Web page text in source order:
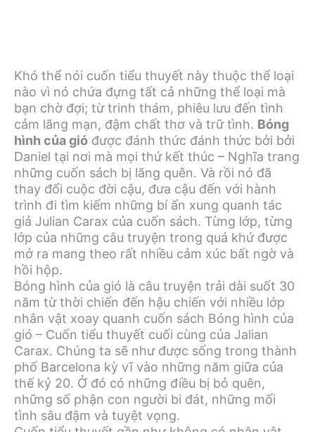
Khó thể nói cuốn tiểu thuyết này thuộc thể loại
nào vì nó chứa đựng tất cả những thể loại mà
bạn chờ đợi; từ trinh thám, phiêu lưu đến tình
cảm lãng mạn, đậm chất thơ và trữ tình. Bóng
hình của gió được đánh thức đánh thức bởi bởi
Daniel tại nơi mà mọi thứ kết thúc – Nghĩa trang
những cuốn sách bị lãng quên. Và rồi nó đã
thay đổi cuộc đời cậu, đưa cậu đến với hành
trình đi tìm kiếm những bí ẩn xung quanh tác
giả Julian Carax của cuốn sách. Từng lớp, từng
lớp của những câu truyện trong quá khứ được
mở ra mang theo rất nhiều cảm xúc bất ngờ và
hồi hộp.
Bóng hình của gió là câu truyện trải dài suốt 30
năm từ thời chiến đến hậu chiến với nhiều lớp
nhân vật xoay quanh cuốn sách Bóng hình của
gió – Cuốn tiểu thuyết cuối cùng của Jalian
Carax. Chúng ta sẽ như được sống trong thành
phố Barcelona kỳ vĩ vào những năm giữa của
thế kỷ 20. Ở đó có những điều bị bỏ quên,
những số phận con người bi đát, những mối
tình sâu đậm và tuyệt vọng.